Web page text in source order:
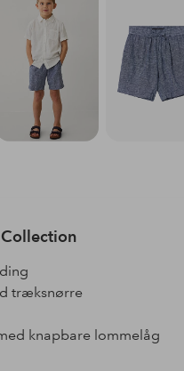
træksnørre
knapbare lommelåg